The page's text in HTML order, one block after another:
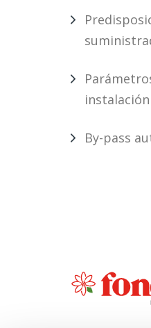
By-pass